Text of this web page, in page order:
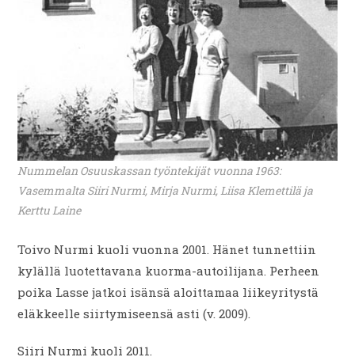
Nummelan Osuuskassan työntekijät vuonna 1963:
Vasemmalta Siiri Nurmi, Mirja Nurmi, Liisa Klemettilä ja
Kerttu Laine
Toivo Nurmi kuoli vuonna 2001. Hänet tunnettiin
kylällä luotettavana kuorma-autoilijana. Perheen
poika Lasse jatkoi isänsä aloittamaa liikeyritystä
eläkkeelle siirtymiseensä asti (v. 2009).
Siiri Nurmi kuoli 2011.